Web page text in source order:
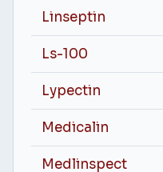
Linseptin
Ls-100
Lypectin
Medicalin
Medlinspect